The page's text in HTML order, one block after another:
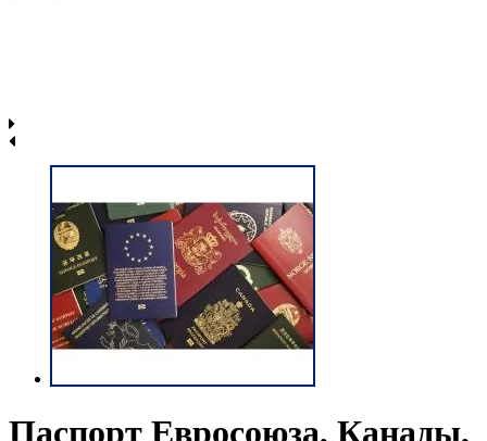
Паспорт Евросоюза, Канады,